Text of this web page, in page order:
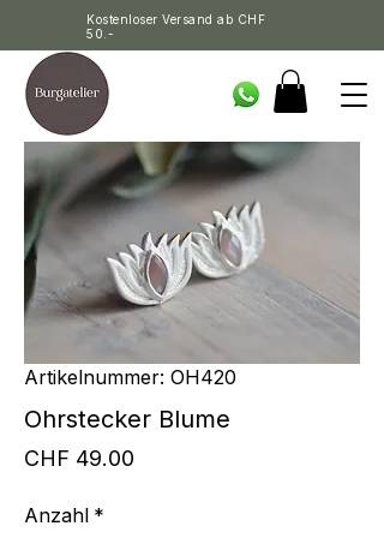
Kostenloser Versand ab CHF
50.-
Artikelnummer: OH420
Ohrstecker Blume
CHF 49.00
Anzahl *